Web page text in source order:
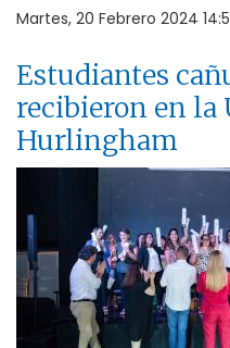
Martes, 20 Febrero 2024
Estudiantes
recibieron en la
Hurlingham